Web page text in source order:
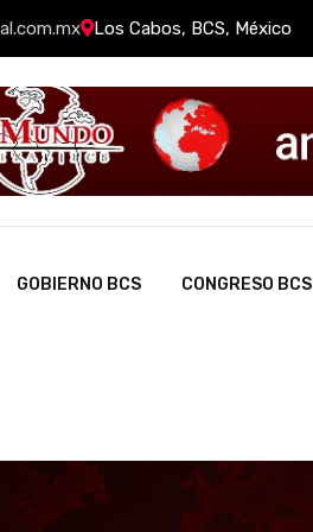
Los Cabos, BCS, México
GOBIERNO BCS CONGRESO BCS